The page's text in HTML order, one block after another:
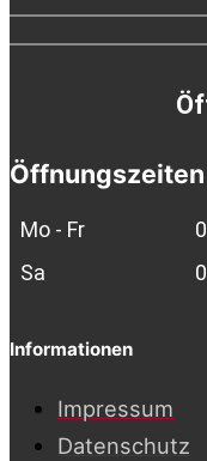
Öffnungszeiten
Mo - Fr
Sa
Informationen
Impressum
Datenschutz